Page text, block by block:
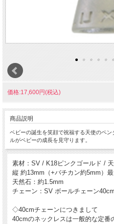
価格:17,600円(税込)
商品説明
ベビーの誕生を笑顔で祝福する天使のペ
ルがベビーの成長を見守ります。
素材：SV / K18ピンクゴールド /
縦 約13mm（+バチカン約5mm）
天然石：約1.5mm
チェーン：SV ボールチェーン40cm
◇40cmチェーンにつきまして
40cmのネックレスは一般的な定番